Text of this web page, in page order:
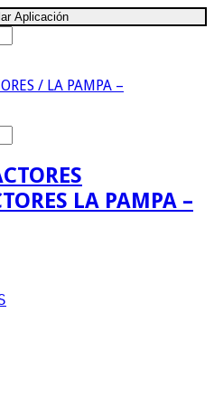
Aplicación
/ LA PAMPA –
LA PAMPA –